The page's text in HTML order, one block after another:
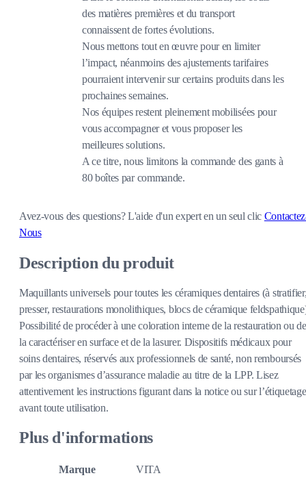
des matières premières et du transport
connaissent de fortes évolutions.
Nous mettons tout en œuvre pour en limiter
l’impact, néanmoins des ajustements tarifaires
pourraient intervenir sur certains produits dans les
prochaines semaines.
Nos équipes restent pleinement mobilisées pour
vous accompagner et vous proposer les
meilleures solutions.
A ce titre, nous limitons la commande des gants à
80 boîtes par commande.
Avez-vous des questions?L'aide d'un expert en un seul clic
Nous
Description du produit
Maquillants universels pour toutes les céramiques dentaires (à
presser, restaurations monolithiques, blocs de céramique
Possibilité de procéder à une coloration interne de la restauration ou de
la caractériser en surface et de la lasurer. Dispositifs médicaux pour
soins dentaires, réservés aux professionnels de santé, non remboursés
par les organismes d’assurance maladie au titre de la LPP. Lisez
attentivement les instructions figurant dans la notice ou sur l’étiquetage
avant toute utilisation.
Plus d'informations
Marque
VITA